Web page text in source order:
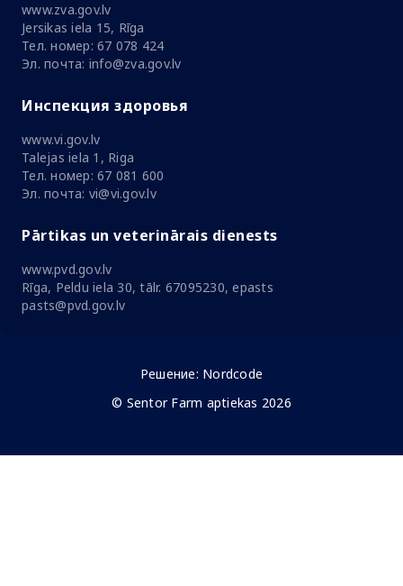
www.zva.gov.lv
Jersikas iela 15, Rīga
Тел. номер: 67 078 424
Эл. почта: info@zva.gov.lv
Инспекция здоровья
www.vi.gov.lv
Talejas iela 1, Riga
Тел. номер: 67 081 600
Эл. почта: vi@vi.gov.lv
Pārtikas un veterinārais dienests
www.pvd.gov.lv
Rīga, Peldu iela 30, tālr. 67095230, epasts
pasts@pvd.gov.lv
Решение: Nordcode
© Sentor Farm aptiekas 2026